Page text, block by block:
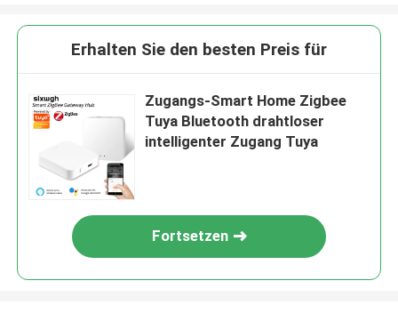
Erhalten Sie den besten Preis für
Zugangs-Smart Home Zigbee
Tuya Bluetooth drahtloser
intelligenter Zugang Tuya
Fortsetzen